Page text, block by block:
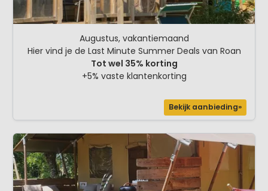
Augustus, vakantiemaand
Hier vind je de Last Minute Summer Deals van Roan
Tot wel 35% korting
+5% vaste klantenkorting
Bekijk aanbieding»